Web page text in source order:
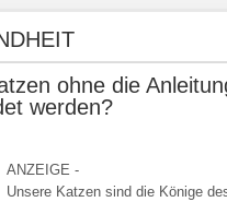
ohne die
werden?
ANZEIGE -
Unsere Katzen sind die Könige